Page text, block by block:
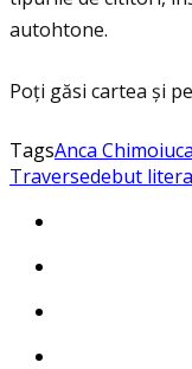
autohtone.
Poţi găsi cartea și
TagsAnca Chimoiu
Traversedebut